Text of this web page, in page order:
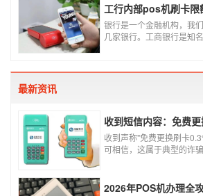
就很危险了，资金不到账
加。
工行内部pos机刷卡限
银行是一个金融机构，我
几家银行。工商银行是知
最新资讯
收到声称"免费更换刷卡
可相信，这属于典型的诈
风险。以下结合权威信息